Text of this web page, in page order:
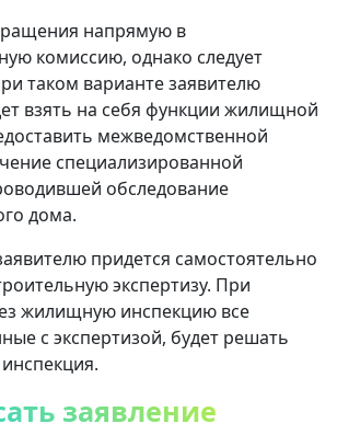
напрямую в
комиссию, однако следует
таком варианте заявителю
взять на себя функции жилищной
межведомственной
специализированной
обследование
дома.
придется самостоятельно
экспертизу. При
жилищную инспекцию все
с экспертизой, будет решать
заявление